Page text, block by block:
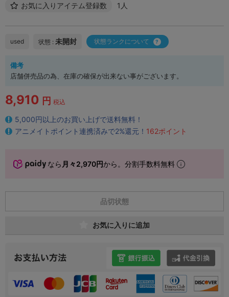
お気に入りアイテム登録数 1人
used 状態 : 未開封 状態ランクについて
備考
店舗併売品の為、在庫の確保が出来ない事がございます。
8,910 円 税込
5,000円以上のお買い上げで送料無料！
アニメイトポイント連携済みで2%還元！ 162ポイント
なら 月々2,970円から。分割手数料無料
品切状態
お気に入りに追加